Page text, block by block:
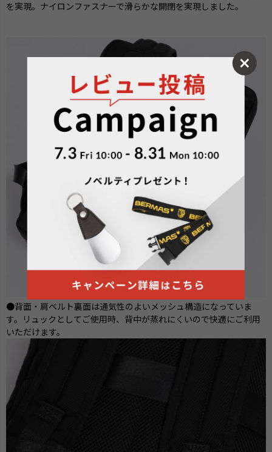
を実現。ナイロンファスナーで滑らかな開閉を実現しました。
●背面・肩ベルト裏面は通気性のよいメッシュ構造になっていま
す。リュックとしてご使用時、背中が蒸れにくいので快適にご利用
いただけます。